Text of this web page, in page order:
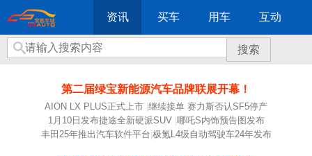
资讯 买车 用车 互动
搜索
第二届绿宝新能源汽车品牌联展开幕！
AION LX PLUS正式上市 继续接单 赛力斯否认SF5停产
1月10日发布捷途全新硬派SUV| 哪吒S内饰预告图发布
丰田25年推出汽车软件平台 极氪L4级自动驾驶车24年发布